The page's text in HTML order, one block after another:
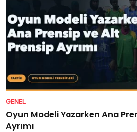
GENEL
Oyun Modeli Yazarken Ana
Ayrımı